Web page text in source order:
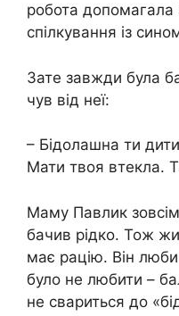
робота допомагала
спілкування із
Зате завжди була
чув від неї:
– Бідолашна ти
Мати твоя втекла.
Маму Павлик
бачив рідко. Тож
має рацію. Він
було не любити –
не свариться до